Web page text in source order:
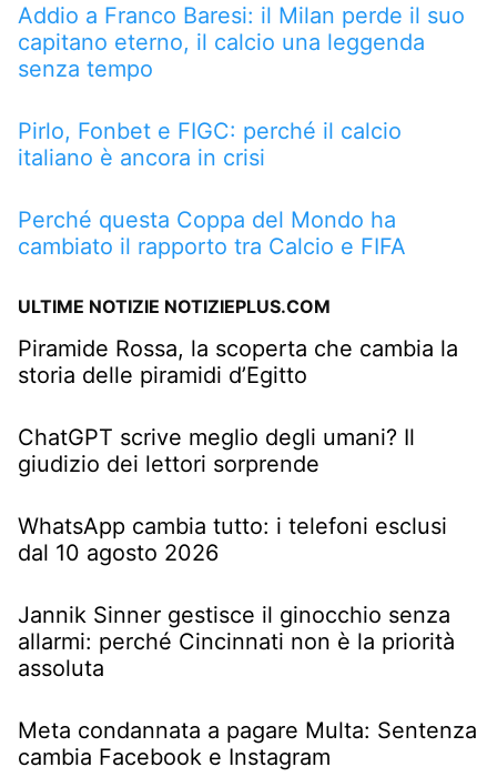
Addio a Franco Baresi: il Milan perde il suo
capitano eterno, il calcio una leggenda
senza tempo
Pirlo, Fonbet e FIGC: perché il calcio
italiano è ancora in crisi
Perché questa Coppa del Mondo ha
cambiato il rapporto tra Calcio e FIFA
ULTIME NOTIZIE NOTIZIEPLUS.COM
Piramide Rossa, la scoperta che cambia la
storia delle piramidi d’Egitto
ChatGPT scrive meglio degli umani? Il
giudizio dei lettori sorprende
WhatsApp cambia tutto: i telefoni esclusi
dal 10 agosto 2026
Jannik Sinner gestisce il ginocchio senza
allarmi: perché Cincinnati non è la priorità
assoluta
Meta condannata a pagare Multa: Sentenza
cambia Facebook e Instagram